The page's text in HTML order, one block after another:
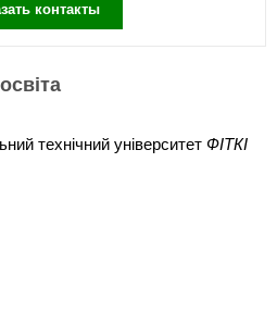
контакты
технічний університет ФІТКІ